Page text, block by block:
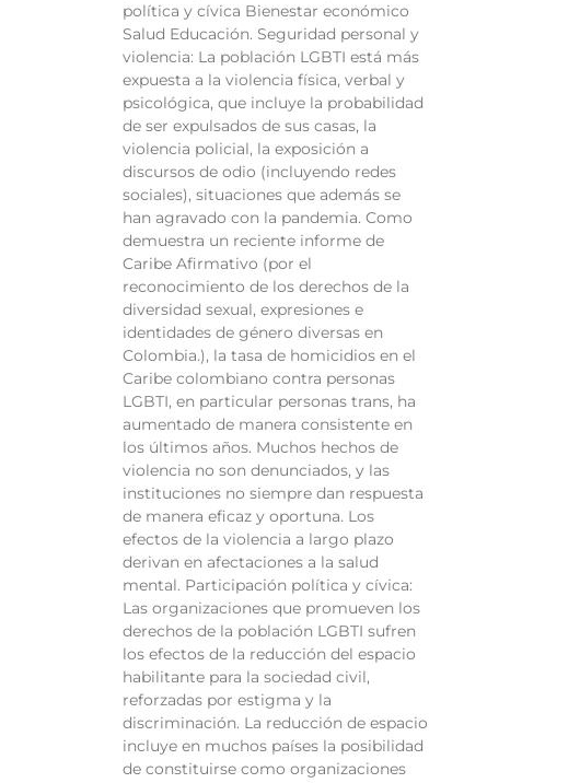
política y cívica Bienestar económico
Salud Educación. Seguridad personal y
violencia: La población LGBTI está más
expuesta a la violencia física, verbal y
psicológica, que incluye la probabilidad
de ser expulsados de sus casas, la
violencia policial, la exposición a
discursos de odio (incluyendo redes
sociales), situaciones que además se
han agravado con la pandemia. Como
demuestra un reciente informe de
Caribe Afirmativo (por el
reconocimiento de los derechos de la
diversidad sexual, expresiones e
identidades de género diversas en
Colombia.), la tasa de homicidios en el
Caribe colombiano contra personas
LGBTI, en particular personas trans, ha
aumentado de manera consistente en
los últimos años. Muchos hechos de
violencia no son denunciados, y las
instituciones no siempre dan respuesta
de manera eficaz y oportuna. Los
efectos de la violencia a largo plazo
derivan en afectaciones a la salud
mental. Participación política y cívica:
Las organizaciones que promueven los
derechos de la población LGBTI sufren
los efectos de la reducción del espacio
habilitante para la sociedad civil,
reforzadas por estigma y la
discriminación. La reducción de espacio
incluye en muchos países la posibilidad
de constituirse como organizaciones